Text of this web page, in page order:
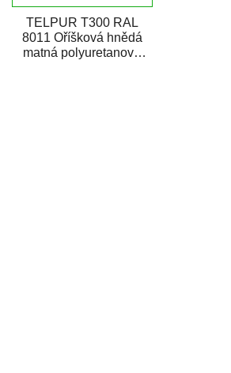
TELPUR T300 RAL
8011 Oříšková hnědá
matná polyuretanová